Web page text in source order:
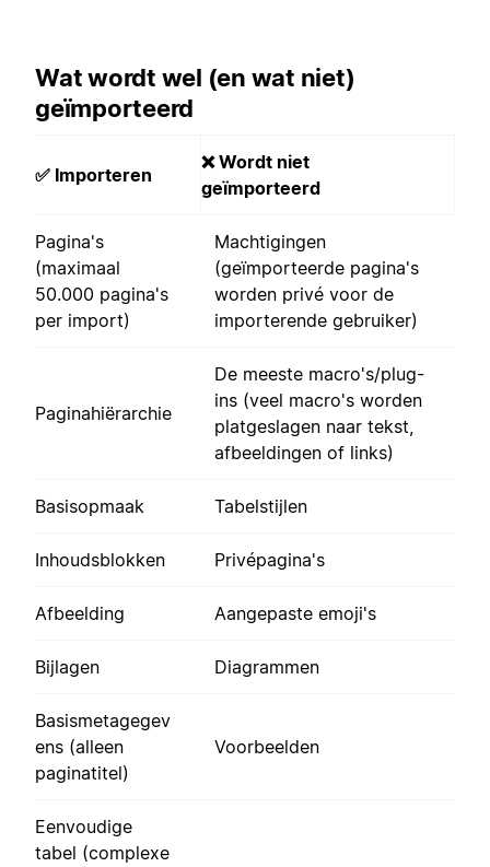
Wat wordt wel (en wat niet)
geïmporteerd
✅ Importeren
❌ Wordt niet
geïmporteerd
Pagina's
(maximaal
50.000 pagina's
per import)
Machtigingen
(geïmporteerde pagina's
worden privé voor de
importerende gebruiker)
Paginahiërarchie
De meeste macro's/plug-
ins (veel macro's worden
platgeslagen naar tekst,
afbeeldingen of links)
Basisopmaak Tabelstijlen
Inhoudsblokken Privépagina's
Afbeelding Aangepaste emoji's
Bijlagen Diagrammen
Basismetagegev
ens (alleen
paginatitel)
Voorbeelden
Eenvoudige
tabel (complexe